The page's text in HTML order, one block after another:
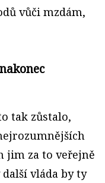
vůči mzdám,
tak zůstalo,
jim za to veřejně
vláda by ty